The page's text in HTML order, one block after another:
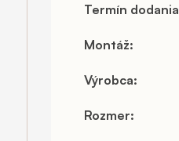
Termín dodania
Montáž:
Výrobca:
Rozmer: